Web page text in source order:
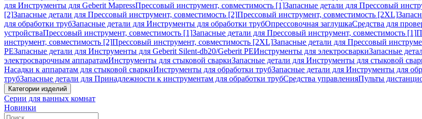
для Инструменты для Geberit MapressПрессовый инструмент, совместимость [1]Запасные детали для Прессовый
[2]Запасные детали для Прессовый инструмент, совместимость [2]Прессовый инструмент, совместимость [2XL]
для обработки трубЗапасные детали для Инструменты для обработки трубОпрессовочная заглушкаСредства для
устройстваПрессовый инструмент, совместимость [1]Запасные детали для Прессовый инструмент, совместимость [1]
инструмент, совместимость [2]Прессовый инструмент, совместимость [2XL]Запасные детали для Прессовый
PEЗапасные детали для Инструменты для Geberit Silent-db20/Geberit PEИнструменты для электросваркиЗапасные
электросварочным аппаратамИнструменты для стыковой сваркиЗапасные детали для Инструменты для стыковой
Насадки к аппаратам для стыковой сваркиИнструменты для обработки трубЗапасные детали для Инструменты для
трубЗапасные детали для Принадлежности к инструментам для обработки трубСредства управленияПульты
Категории изделий
Серии для ванных комнат
Новинки